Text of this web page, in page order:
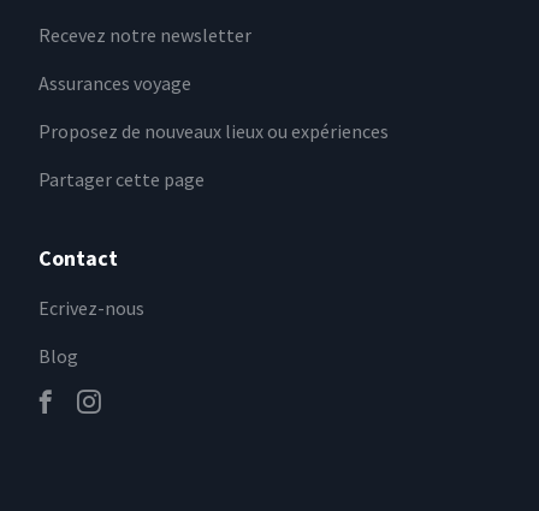
Recevez notre newsletter
Assurances voyage
Proposez de nouveaux lieux ou expériences
Partager cette page
Contact
Ecrivez-nous
Blog